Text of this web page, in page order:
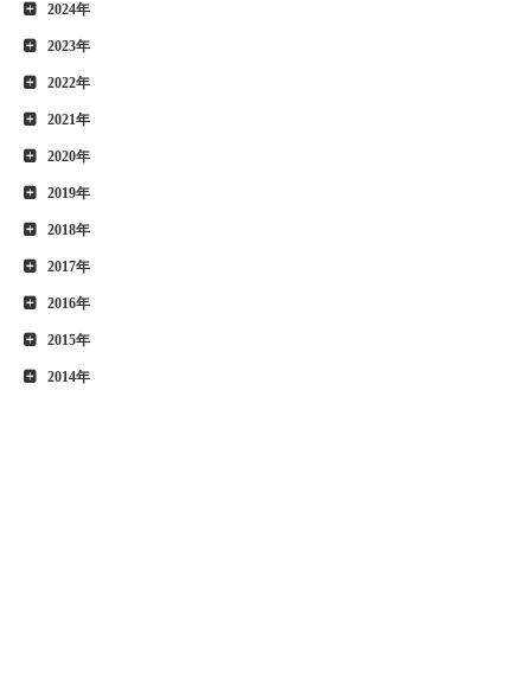
2024年
2023年
2022年
2021年
2020年
2019年
2018年
2017年
2016年
2015年
2014年